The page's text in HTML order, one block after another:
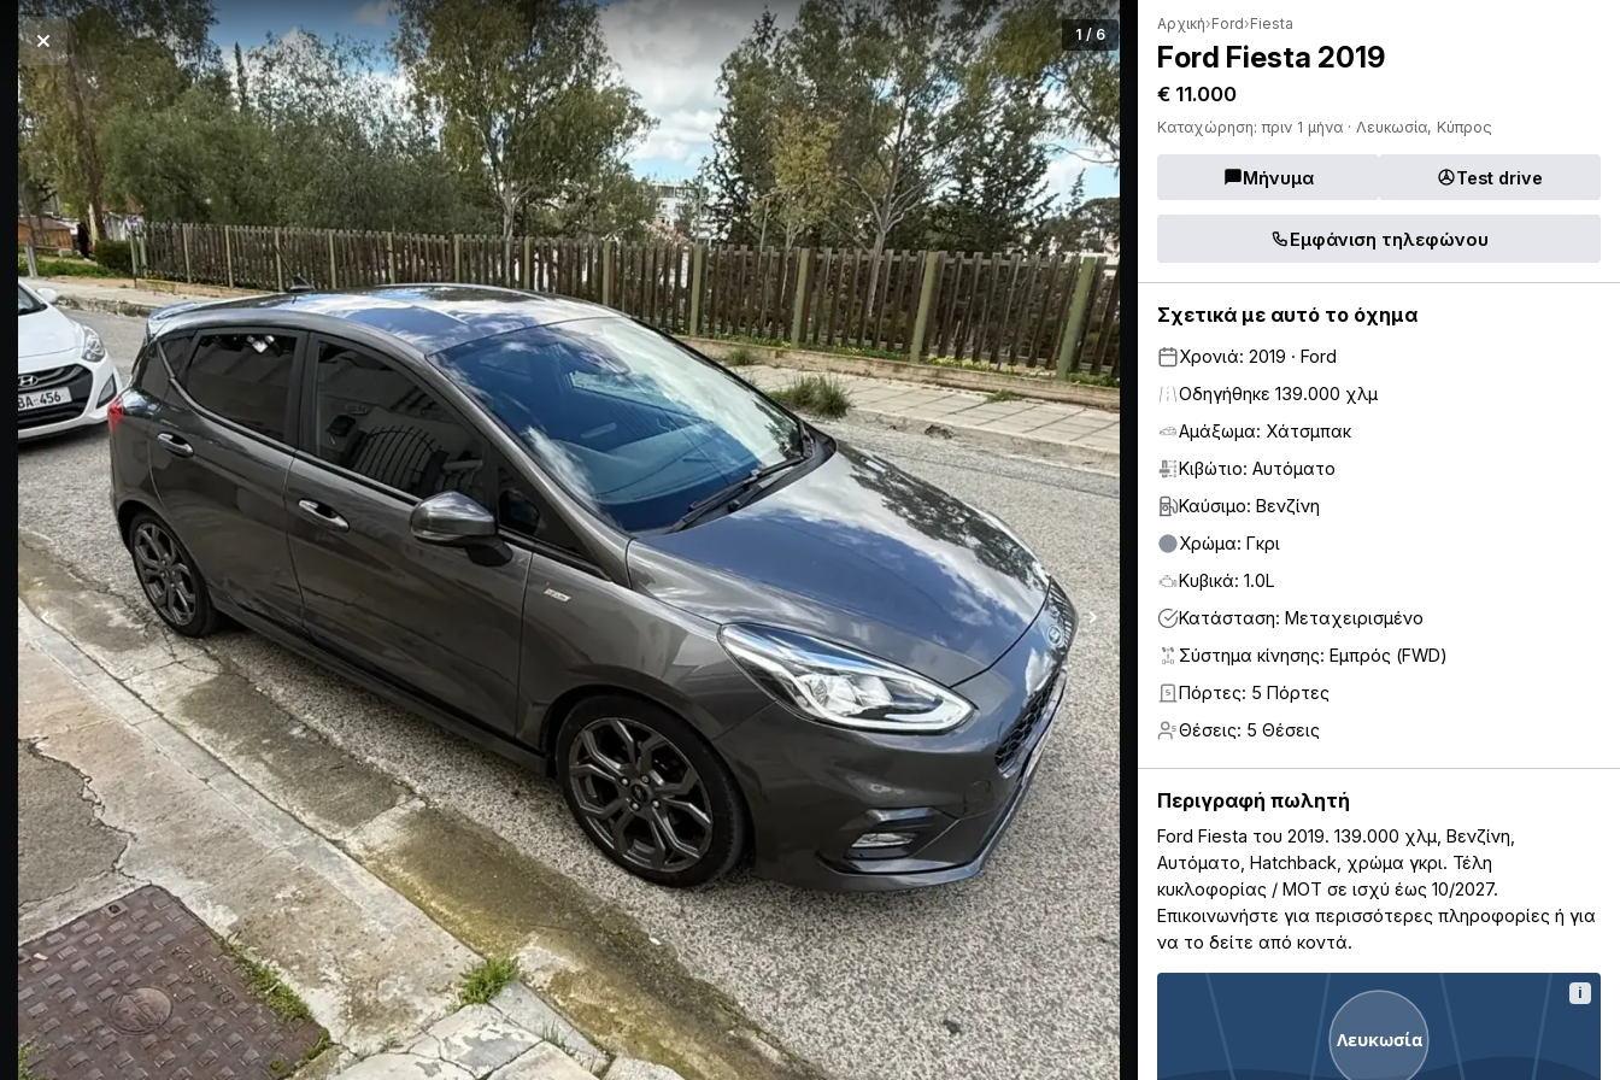
1 / 6
Αρχική›Ford›Fiesta
Ford Fiesta 2019
€ 11.000
Καταχώρηση: πριν 1 μήνα · Λευκωσία, Κύπρος
Μήνυμα Test drive
Εμφάνιση τηλεφώνου
Σχετικά με αυτό το όχημα
Χρονιά: 2019 · Ford
Οδηγήθηκε 139.000 χλμ
Αμάξωμα: Χάτσμπακ
Κιβώτιο: Αυτόματο
Καύσιμο: Βενζίνη
Χρώμα: Γκρι
Κυβικά: 1.0L
Κατάσταση: Μεταχειρισμένο
Σύστημα κίνησης: Εμπρός (FWD)
5 Πόρτες: 5 Πόρτες
5 Θέσεις: 5 Θέσεις
Περιγραφή πωλητή
Ford Fiesta του 2019. 139.000 χλμ, Βενζίνη,
Αυτόματο, Hatchback, χρώμα γκρι. Τέλη
κυκλοφορίας / ΜΟΤ σε ισχύ έως 10/2027.
Επικοινωνήστε για περισσότερες πληροφορίες ή για
να το δείτε από κοντά.
Λευκωσία
i